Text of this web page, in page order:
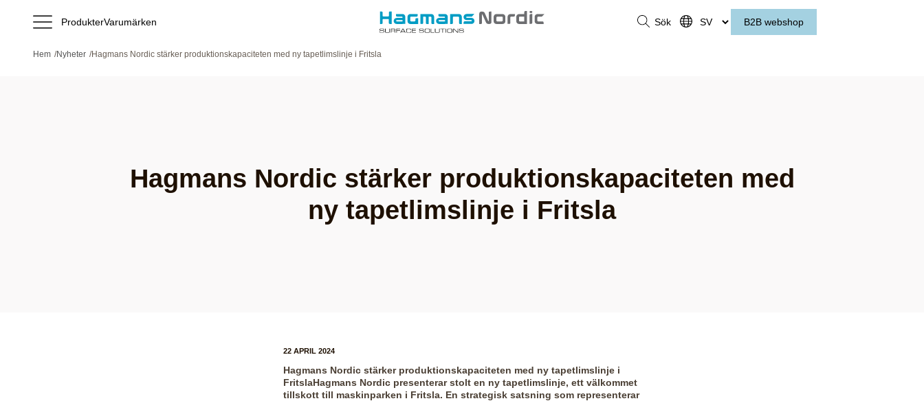
ProdukterVarumärken Sök B2B webshop
Hem /Nyheter /Hagmans Nordic stärker produktionskapaciteten med ny tapetlimslinje i Fritsla
Hagmans Nordic stärker produktionskapaciteten med
ny tapetlimslinje i Fritsla
22 APRIL 2024
Hagmans Nordic stärker produktionskapaciteten med ny tapetlimslinje i
FritslaHagmans Nordic presenterar stolt en ny tapetlimslinje, ett välkommet
tillskott till maskinparken i Fritsla. En strategisk satsning som representerar